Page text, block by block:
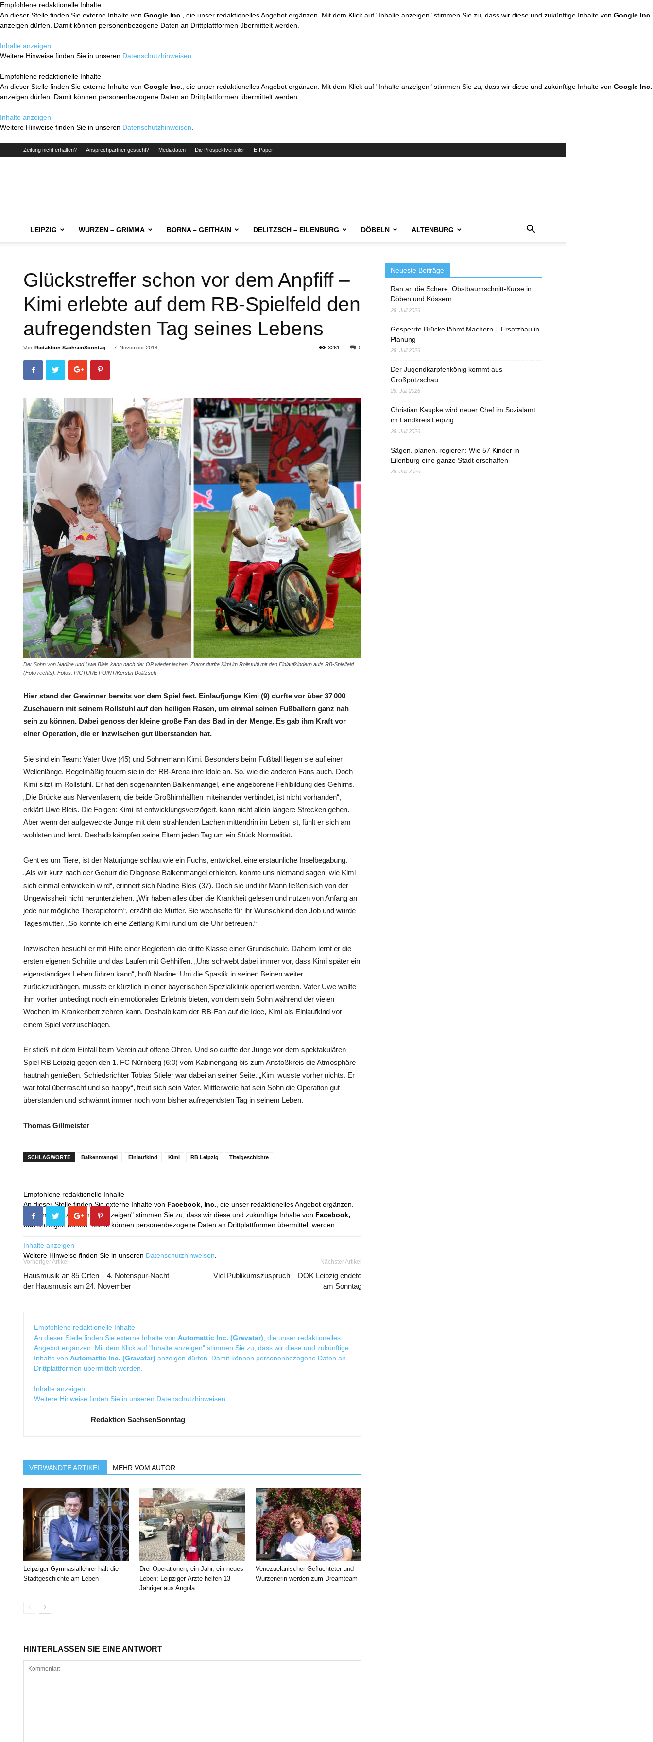
Empfohlene redaktionelle Inhalte
An dieser Stelle finden Sie externe Inhalte von Google Inc. , die unser redaktionelles Angebot ergänzen. Mit dem Klick auf "Inhalte anzeigen" stimmen Sie zu, dass wir diese und zukünftige Inhalte von Google Inc.
anzeigen dürfen. Damit können personenbezogene Daten an Drittplattformen übermittelt werden.
Inhalte anzeigen
Weitere Hinweise finden Sie in unseren Datenschutzhinweisen
Empfohlene redaktionelle Inhalte
An dieser Stelle finden Sie externe Inhalte von Google Inc. , die unser redaktionelles Angebot ergänzen. Mit dem Klick auf "Inhalte anzeigen" stimmen Sie zu, dass wir diese und zukünftige Inhalte von Google Inc.
anzeigen dürfen. Damit können personenbezogene Daten an Drittplattformen übermittelt werden.
Inhalte anzeigen
Weitere Hinweise finden Sie in unseren Datenschutzhinweisen
Zeitung nicht erhalten? Ansprechpartner gesucht? Mediadaten Die Prospektverteiler E-Paper
LEIPZIG WURZEN – GRIMMA BORNA – GEITHAIN DELITZSCH – EILENBURG DÖBELN ALTENBURG
Glückstreffer schon vor dem Anpfiff –
Kimi erlebte auf dem RB-Spielfeld den
aufregendsten Tag seines Lebens
Von Redaktion SachsenSonntag - 7. November 2018 0
3261
Der Sohn von Nadine und Uwe Bleis kann nach der OP wieder lachen. Zuvor durfte Kimi im Rollstuhl mit den Einlaufkindern aufs RB-Spielfeld
(Foto rechts). Fotos: PICTURE POINT/Kerstin Dölitzsch
Hier stand der Gewinner bereits vor dem Spiel fest. Einlaufjunge Kimi (9) durfte vor über 37 000
Zuschauern mit seinem Rollstuhl auf den heiligen Rasen, um einmal seinen Fußballern ganz nah
sein zu können. Dabei genoss der kleine große Fan das Bad in der Menge. Es gab ihm Kraft vor
einer Operation, die er inzwischen gut überstanden hat.
Sie sind ein Team: Vater Uwe (45) und Sohnemann Kimi. Besonders beim Fußball liegen sie auf einer
Wellenlänge. Regelmäßig feuern sie in der RB-Arena ihre Idole an. So, wie die anderen Fans auch. Doch
Kimi sitzt im Rollstuhl. Er hat den sogenannten Balkenmangel, eine angeborene Fehlbildung des Gehirns.
„Die Brücke aus Nervenfasern, die beide Großhirnhälften miteinander verbindet, ist nicht vorhanden“,
erklärt Uwe Bleis. Die Folgen: Kimi ist entwicklungsverzögert, kann nicht allein längere Strecken gehen.
Aber wenn der aufgeweckte Junge mit dem strahlenden Lachen mittendrin im Leben ist, fühlt er sich am
wohlsten und lernt. Deshalb kämpfen seine Eltern jeden Tag um ein Stück Normalität.
Geht es um Tiere, ist der Naturjunge schlau wie ein Fuchs, entwickelt eine erstaunliche Inselbegabung.
„Als wir kurz nach der Geburt die Diagnose Balkenmangel erhielten, konnte uns niemand sagen, wie Kimi
sich einmal entwickeln wird“, erinnert sich Nadine Bleis (37). Doch sie und ihr Mann ließen sich von der
Ungewissheit nicht herunterziehen. „Wir haben alles über die Krankheit gelesen und nutzen von Anfang an
jede nur mögliche Therapieform“, erzählt die Mutter. Sie wechselte für ihr Wunschkind den Job und wurde
Tagesmutter. „So konnte ich eine Zeitlang Kimi rund um die Uhr betreuen.“
Inzwischen besucht er mit Hilfe einer Begleiterin die dritte Klasse einer Grundschule. Daheim lernt er die
ersten eigenen Schritte und das Laufen mit Gehhilfen. „Uns schwebt dabei immer vor, dass Kimi später ein
eigenständiges Leben führen kann“, hofft Nadine. Um die Spastik in seinen Beinen weiter
zurückzudrängen, musste er kürzlich in einer bayerischen Spezialklinik operiert werden. Vater Uwe wollte
ihm vorher unbedingt noch ein emotionales Erlebnis bieten, von dem sein Sohn während der vielen
Wochen im Krankenbett zehren kann. Deshalb kam der RB-Fan auf die Idee, Kimi als Einlaufkind vor
einem Spiel vorzuschlagen.
Er stieß mit dem Einfall beim Verein auf offene Ohren. Und so durfte der Junge vor dem spektakulären
Spiel RB Leipzig gegen den 1. FC Nürnberg (6:0) vom Kabinengang bis zum Anstoßkreis die Atmosphäre
hautnah genießen. Schiedsrichter Tobias Stieler war dabei an seiner Seite. „Kimi wusste vorher nichts. Er
war total überrascht und so happy“, freut sich sein Vater. Mittlerweile hat sein Sohn die Operation gut
überstanden und schwärmt immer noch vom bisher aufregendsten Tag in seinem Leben.
Thomas Gillmeister
SCHLAGWORTE Balkenmangel Einlaufkind Kimi RB Leipzig Titelgeschichte
Empfohlene redaktionelle Inhalte
An dieser Stelle finden Sie externe Inhalte von Facebook, Inc. , die unser redaktionelles Angebot ergänzen.
Mit dem Klick auf "Inhalte anzeigen" stimmen Sie zu, dass wir diese und zukünftige Inhalte von Facebook,
Inc.anzeigen dürfen. Damit können personenbezogene Daten an Drittplattformen übermittelt werden.
Inhalte anzeigen
Weitere Hinweise finden Sie in unseren Datenschutzhinweisen
Vorheriger Artikel
Hausmusik an 85 Orten – 4. Notenspur-Nacht
der Hausmusik am 24. November
Nächster Artikel
Viel Publikumszuspruch – DOK Leipzig endete
am Sonntag
Empfohlene redaktionelle Inhalte
An dieser Stelle finden Sie externe Inhalte von Automattic Inc. (Gravatar) , die unser redaktionelles
Angebot ergänzen. Mit dem Klick auf "Inhalte anzeigen" stimmen Sie zu, dass wir diese und zukünftige
Inhalte von Automattic Inc. (Gravatar) anzeigen dürfen. Damit können personenbezogene Daten an
Drittplattformen übermittelt werden.
Inhalte anzeigen
Weitere Hinweise finden Sie in unseren Datenschutzhinweisen
Redaktion SachsenSonntag
VERWANDTE ARTIKEL MEHR VOM AUTOR
Leipziger Gymnasiallehrer hält die
Stadtgeschichte am Leben
Drei Operationen, ein Jahr, ein neues
Leben: Leipziger Ärzte helfen 13-
Jähriger aus Angola
Venezuelanischer Geflüchteter und
Wurzenerin werden zum Dreamteam
HINTERLASSEN SIE EINE ANTWORT
Neueste Beiträge
Ran an die Schere: Obstbaumschnitt-Kurse in
Döben und Kössern
28. Juli 2026
Gesperrte Brücke lähmt Machern – Ersatzbau in
Planung
28. Juli 2026
Der Jugendkarpfenkönig kommt aus
Großpötzschau
28. Juli 2026
Christian Kaupke wird neuer Chef im Sozialamt
im Landkreis Leipzig
28. Juli 2026
Sägen, planen, regieren: Wie 57 Kinder in
Eilenburg eine ganze Stadt erschaffen
28. Juli 2026